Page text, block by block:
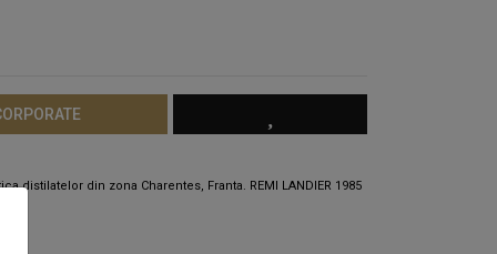
din zona Charentes, Franta. REMI LANDIER 1985